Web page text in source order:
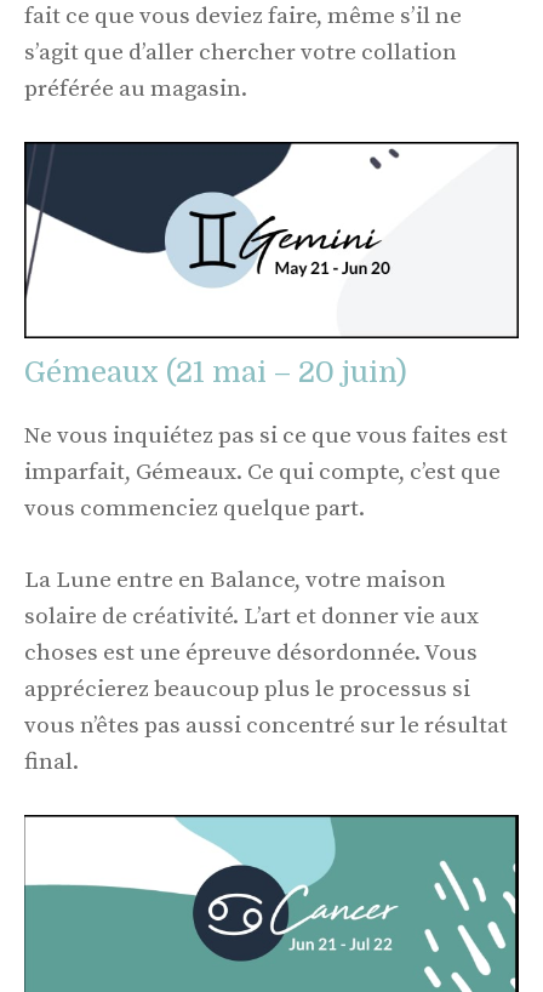
fait ce que vous deviez faire, même s’il ne
s’agit que d’aller chercher votre collation
préférée au magasin.
Gémeaux (21 mai – 20 juin)
Ne vous inquiétez pas si ce que vous faites est
imparfait, Gémeaux. Ce qui compte, c’est que
vous commenciez quelque part.
La Lune entre en Balance, votre maison
solaire de créativité. L’art et donner vie aux
choses est une épreuve désordonnée. Vous
apprécierez beaucoup plus le processus si
vous n’êtes pas aussi concentré sur le résultat
final.